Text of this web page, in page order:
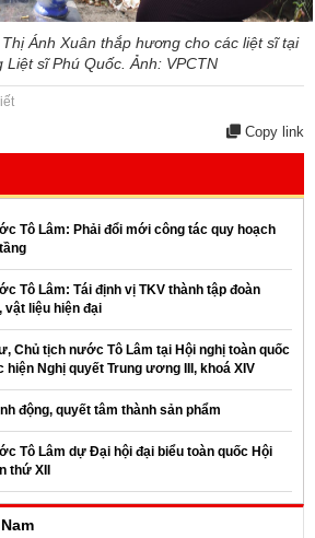
Ánh Xuân thắp hương cho các liệt sĩ tại
Liệt sĩ Phú Quốc. Ảnh: VPCTN
Copy link
Tô Lâm: Phải đổi mới công tác quy hoạch
Tô Lâm: Tái định vị TKV thành tập đoàn
vật liệu hiện đại
Chủ tịch nước Tô Lâm tại Hội nghị toàn quốc
Nghị quyết Trung ương III, khoá XIV
động, quyết tâm thành sản phẩm
Tô Lâm dự Đại hội đại biểu toàn quốc Hội
thứ XII